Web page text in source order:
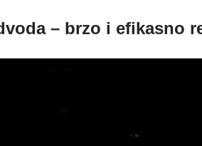
– brzo i efikasno